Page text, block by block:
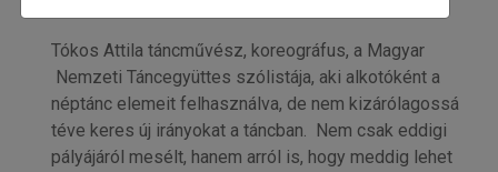
Tókos Attila táncművész, koreográfus, a Magyar
Nemzeti Táncegyüttes szólistája, aki alkotóként a
néptánc elemeit felhasználva, de nem kizárólagossá
téve keres új irányokat a táncban. Nem csak eddigi
pályájáról mesélt, hanem arról is, hogy meddig lehet